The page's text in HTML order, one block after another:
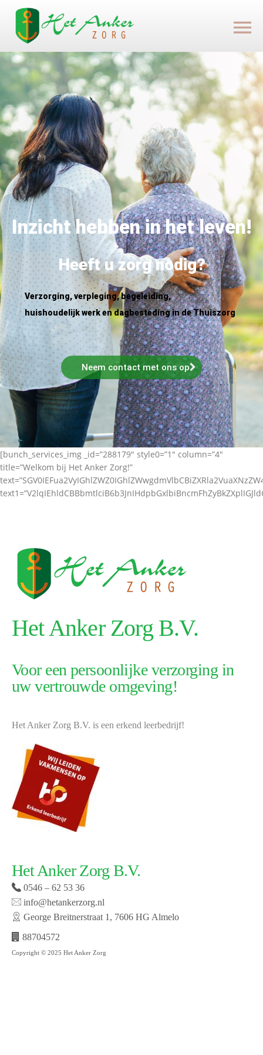
Inzicht hebben in het leven!
Heeft u zorg nodig?
Verzorging, verpleging, begeleiding,
huishoudelijk werk en dagbesteding in de Thuiszorg
Neem contact met ons op
[bunch_services_img _id=”288179″ style0=”1″ column=”4″
title=”Welkom bij Het Anker Zorg!”
Het Anker Zorg B.V.
Voor een persoonlijke verzorging in
uw vertrouwde omgeving!
Het Anker Zorg B.V. is een erkend leerbedrijf!
Het Anker Zorg B.V.
0546 – 62 53 36
info@hetankerzorg.nl
George Breitnerstraat 1, 7606 HG Almelo
88704572
Copyright © 2025 Het Anker Zorg